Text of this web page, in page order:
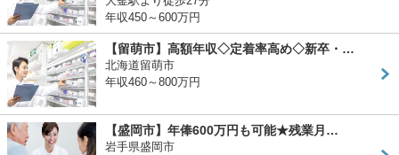
年収450～600万円
【留萌市】高額年収◇定着率高め◇新卒・…
北海道留萌市
年収460～800万円
【盛岡市】年俸600万円も可能★残業月…
岩手県盛岡市